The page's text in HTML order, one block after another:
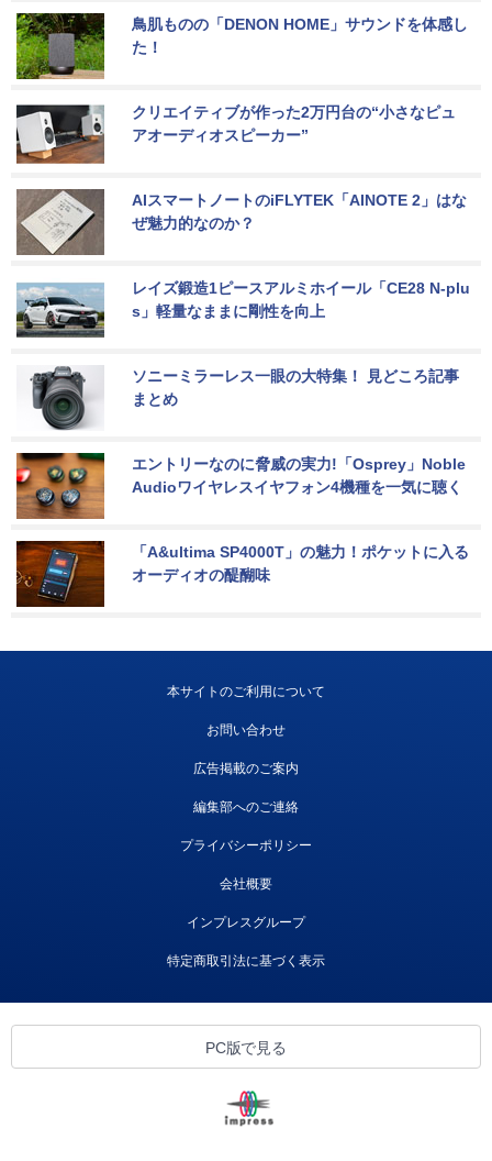
鳥肌ものの「DENON HOME」サウンドを体感し
た！
クリエイティブが作った2万円台の“小さなピュ
アオーディオスピーカー”
AIスマートノートのiFLYTEK「AINOTE 2」はな
ぜ魅力的なのか？
レイズ鍛造1ピースアルミホイール「CE28 N-plu
s」軽量なままに剛性を向上
ソニーミラーレス一眼の大特集！ 見どころ記事
まとめ
エントリーなのに脅威の実力!「Osprey」Noble
Audioワイヤレスイヤフォン4機種を一気に聴く
「A&ultima SP4000T」の魅力！ポケットに入る
オーディオの醍醐味
本サイトのご利用について
お問い合わせ
広告掲載のご案内
編集部へのご連絡
プライバシーポリシー
会社概要
インプレスグループ
特定商取引法に基づく表示
PC版で見る